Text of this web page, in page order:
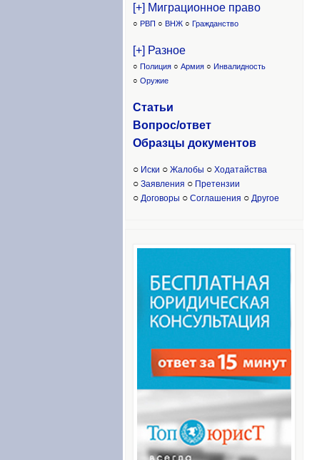
[+] Миграционное право
○ РВП ○ ВНЖ ○ Гражданство
[+] Разное
○ Полиция ○ Армия ○ Инвалидность
○ Оружие
Статьи
Вопрос/ответ
Образцы документов
○ Иски ○ Жалобы ○ Ходатайства
○ Заявления ○ Претензии
○ Договоры ○ Соглашения ○ Другое